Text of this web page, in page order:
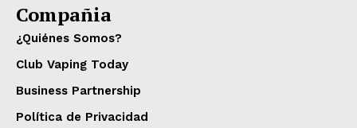
Compañia
¿Quiénes Somos?
Club Vaping Today
Business Partnership
Política de Privacidad